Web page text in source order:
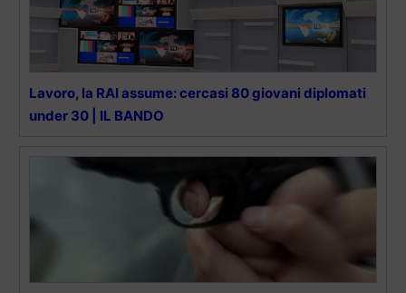
Lavoro, la RAI assume: cercasi 80 giovani diplomati
under 30 | IL BANDO